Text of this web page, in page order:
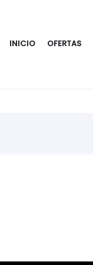
INICIO OFERTAS